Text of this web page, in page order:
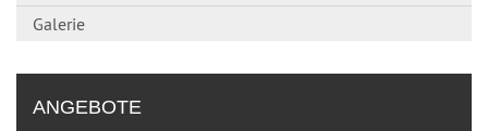
Galerie
ANGEBOTE